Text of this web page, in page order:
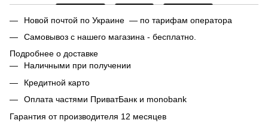
Новой почтой по Украине — по тарифам оператора
Самовывоз с нашего магазина - бесплатно.
Подробнее о доставке
Наличными при получении
Кредитной карто
Оплата частями ПриватБанк и monobank
Гарантия от производителя 12 месяцев